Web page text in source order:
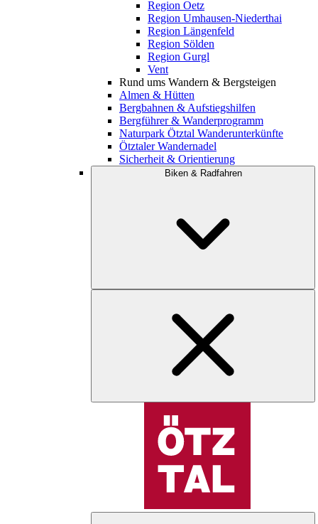
Region Oetz
Region Umhausen-Niederthai
Region Längenfeld
Region Sölden
Region Gurgl
Vent
Rund ums Wandern & Bergsteigen
Almen & Hütten
Bergbahnen & Aufstiegshilfen
Bergführer & Wanderprogramm
Naturpark Ötztal Wanderunterkünfte
Ötztaler Wandernadel
Sicherheit & Orientierung
Biken & Radfahren